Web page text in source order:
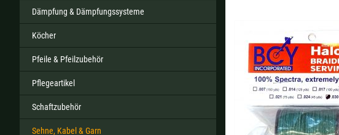
Dämpfung & Dämpfungssysteme
Köcher
Pfeile & Pfeilzubehör
Pflegeartikel
Schaftzubehör
Sehne, Kabel & Garn
Alle verfügbaren
Sollte Ihr Land nicht verfübar sein, keine Sorge